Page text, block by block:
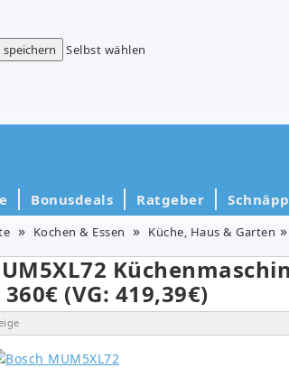
Selbst wählen
Bonusdeals Ratgeber
Kochen & Essen Küche, Haus & Garten
(VG: 419,39€)